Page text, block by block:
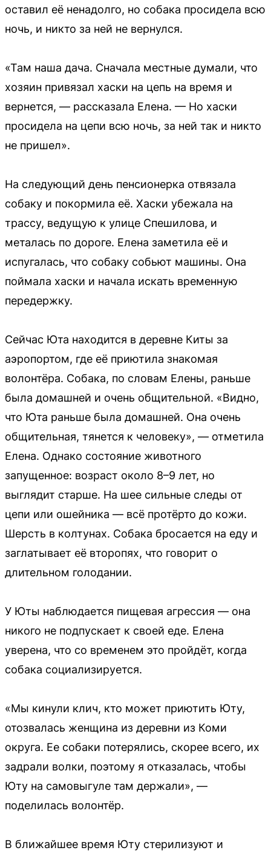
оставил её ненадолго, но собака просидела всю
ночь, и никто за ней не вернулся.
«Там наша дача. Сначала местные думали, что
хозяин привязал хаски на цепь на время и
вернется, — рассказала Елена. — Но хаски
просидела на цепи всю ночь, за ней так и никто
не пришел».
На следующий день пенсионерка отвязала
собаку и покормила её. Хаски убежала на
трассу, ведущую к улице Спешилова, и
металась по дороге. Елена заметила её и
испугалась, что собаку собьют машины. Она
поймала хаски и начала искать временную
передержку.
Сейчас Юта находится в деревне Киты за
аэропортом, где её приютила знакомая
волонтёра. Собака, по словам Елены, раньше
была домашней и очень общительной. «Видно,
что Юта раньше была домашней. Она очень
общительная, тянется к человеку», — отметила
Елена. Однако состояние животного
запущенное: возраст около 8–9 лет, но
выглядит старше. На шее сильные следы от
цепи или ошейника — всё протёрто до кожи.
Шерсть в колтунах. Собака бросается на еду и
заглатывает её второпях, что говорит о
длительном голодании.
У Юты наблюдается пищевая агрессия — она
никого не подпускает к своей еде. Елена
уверена, что со временем это пройдёт, когда
собака социализируется.
«Мы кинули клич, кто может приютить Юту,
отозвалась женщина из деревни из Коми
округа. Ее собаки потерялись, скорее всего, их
задрали волки, поэтому я отказалась, чтобы
Юту на самовыгуле там держали», —
поделилась волонтёр.
В ближайшее время Юту стерилизуют и